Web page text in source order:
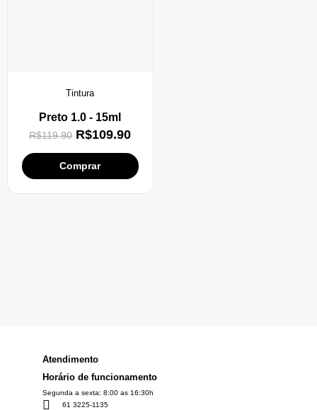
Tintura
Preto 1.0 - 15ml
R$119.90 R$109.90
Comprar
Atendimento
Horário de funcionamento
Segunda a sexta: 8:00 as 16:30h
61 3225-1135